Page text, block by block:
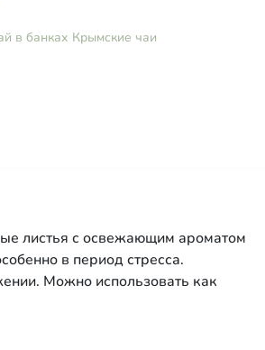
в банках Крымские чаи
листья с освежающим ароматом
в период стресса.
Можно использовать как